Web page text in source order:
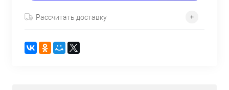
Рассчитать доставку